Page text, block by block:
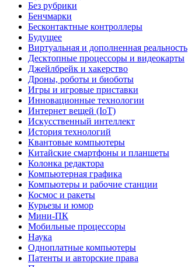
Без рубрики
Бенчмарки
Бесконтактные контроллеры
Будущее
Виртуальная и дополненная реальность
Десктопные процессоры и видеокарты
Джейлбрейк и хакерство
Дроны, роботы и биоботы
Игры и игровые приставки
Инновационные технологии
Интернет вещей (IoT)
Искусственный интеллект
История технологий
Квантовые компьютеры
Китайские смартфоны и планшеты
Колонка редактора
Компьютерная графика
Компьютеры и рабочие станции
Космос и ракеты
Курьезы и юмор
Мини-ПК
Мобильные процессоры
Наука
Одноплатные компьютеры
Патенты и авторские права